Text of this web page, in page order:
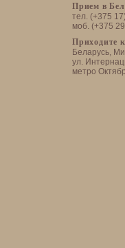
Прием в
тел. (+375 17)
моб. (+375
Приходите
Беларусь,
ул.
метро